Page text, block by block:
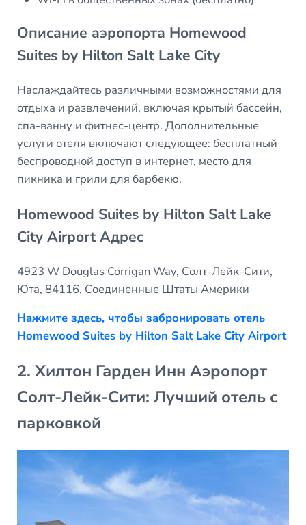
Описание аэропорта Homewood
Suites by Hilton Salt Lake City
Наслаждайтесь различными возможностями для
отдыха и развлечений, включая крытый бассейн,
спа-ванну и фитнес-центр. Дополнительные
услуги отеля включают следующее: бесплатный
беспроводной доступ в интернет, место для
пикника и грили для барбекю.
Homewood Suites by Hilton Salt Lake
City Airport Адрес
4923 W Douglas Corrigan Way, Солт-Лейк-Сити,
Юта, 84116, Соединенные Штаты Америки
Нажмите здесь, чтобы забронировать отель
Homewood Suites by Hilton Salt Lake City Airport
2. Хилтон Гарден Инн Аэропорт
Солт-Лейк-Сити: Лучший отель с
парковкой